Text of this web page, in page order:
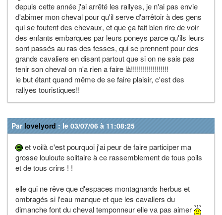
depuis cette année j'ai arrêté les rallyes, je n'ai pas envie
d'abimer mon cheval pour qu'il serve d'arrêtoir à des gens
qui se foutent des chevaux, et que ça fait bien rire de voir
des enfants embarques par leurs poneys parce qu'ils leurs
sont passés au ras des fesses, qui se prennent pour des
grands cavaliers en disant partout que si on ne sais pas
tenir son cheval on n'a rien a faire là!!!!!!!!!!!!!!!!!!!
le but étant quand même de se faire plaisir, c'est des
rallyes touristiques!!
Par lovelyord : le 03/07/06 à 11:08:25
et voilà c'est pourquoi j'ai peur de faire participer ma
grosse louloute solitaire à ce rassemblement de tous poils
et de tous crins ! !
elle qui ne rêve que d'espaces montagnards herbus et
ombragés si l'eau manque et que les cavaliers du
dimanche font du cheval temponneur elle va pas aimer